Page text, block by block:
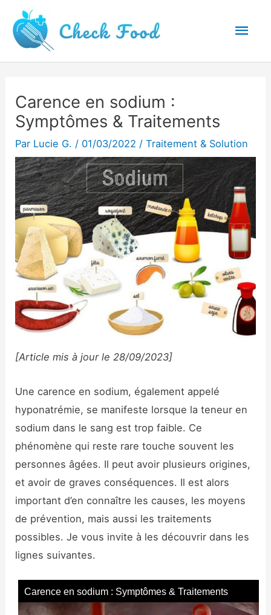
contenu
Carence en sodium :
Symptômes & Traitements
Par Lucie G. / 01/03/2022 /Traitement & Solution
[Article mis à jour le 28/09/2023]
Une carence en sodium, également appelé
hyponatrémie, se manifeste lorsque la teneur en
sodium dans le sang est trop faible. Ce
phénomène qui reste rare touche souvent les
personnes âgées. Il peut avoir plusieurs origines,
et avoir de graves conséquences. Il est alors
important d’en connaître les causes, les moyens
de prévention, mais aussi les traitements
possibles. Je vous invite à les découvrir dans les
lignes suivantes.
Carence en sodium : Symptômes & Traitements